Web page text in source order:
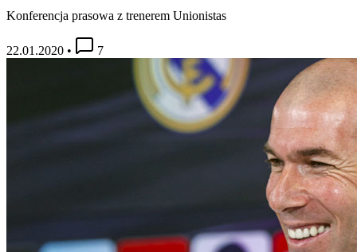
Konferencja prasowa z trenerem Unionistas
22.01.2020 • 7